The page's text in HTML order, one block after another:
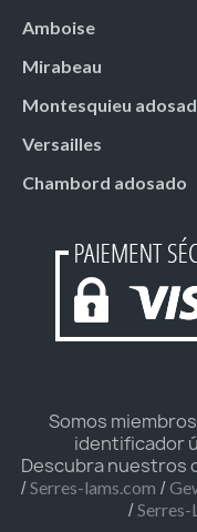
Amboise
Mirabeau
Montesquieu
Versailles
Chambord adosado
Somos
identificador
Descubra nuestros
/ Serres-lams.com /
/ Serres-